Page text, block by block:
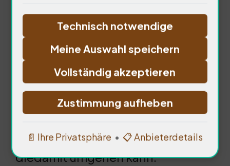
Anzeichen von PTSD
(Posttraumatische
Belastungsstörung). Der Glaube
kann heilen. Die Menschen
brauchen Unterstützung (…)
Psychologische Hilfe ist
entscheidend. Ich frage mich, wie
diedamit umgehen kann.
Technisch notwendige
Meine Auswahl speichern
Vollständig akzeptieren
Zustimmung aufheben
📄 Ihre Privatsphäre • 📋 Anbieterdetails